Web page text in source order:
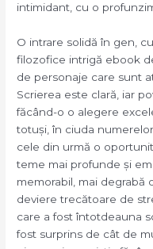
intimidant, cu o
O intrare solidă în gen,
filozofice intrigă ebook
de personaje care sunt
Scrierea este clară, iar
făcând-o o alegere
totuși, în ciuda
cele din urmă o
teme mai profunde și
memorabil, mai degrabă
deviere trecătoare de
care a fost întotdeauna
fost surprins de cât de